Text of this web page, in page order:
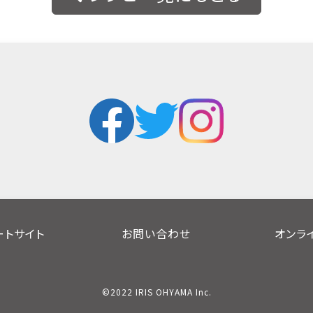
サイト お問い合わせ オンラ
©2022 IRIS OHYAMA Inc.